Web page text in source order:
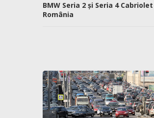
BMW Seria 2 și Seria 4
România